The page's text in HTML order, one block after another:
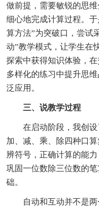
做前提，需要敏锐的思
细心地完成计算过程。
算方法”为突破口，尝
动”教学模式，让学生在
探索中获得知识体验，
多样化的练习中提升思
泛应用。
三、说教学过程
在启动阶段，我创
加、减、乘、除四种口
辨符号，正确计算的能
巩固一位数除三位数的
础。
自动和互动并不是